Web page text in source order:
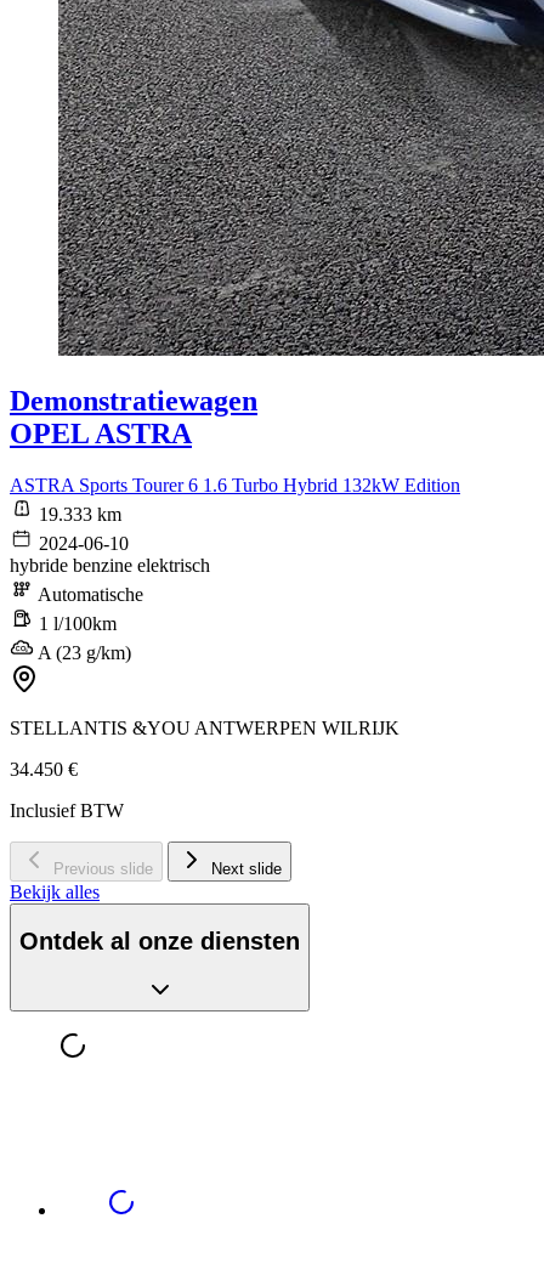
Demonstratiewagen
OPEL ASTRA
ASTRA Sports Tourer 6 1.6 Turbo Hybrid 132kW Edition
19.333 km
2024-06-10
hybride benzine elektrisch
Automatische
1 l/100km
A (23 g/km)
STELLANTIS &YOU ANTWERPEN WILRIJK
34.450 €
Inclusief BTW
Previous slide Next slide
Bekijk alles
Ontdek al onze diensten